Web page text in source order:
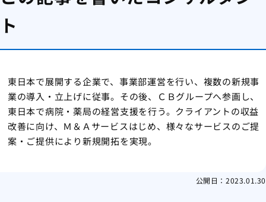
ト
東日本で展開する企業で、事業部運営を行い、複数の新規事
業の導入・立上げに従事。その後、ＣＢグループへ参画し、
東日本で病院・薬局の経営支援を行う。クライアントの収益
改善に向け、Ｍ＆Ａサービスはじめ、様々なサービスのご提
案・ご提供により新規開拓を実現。
公開日： 2023.01.30